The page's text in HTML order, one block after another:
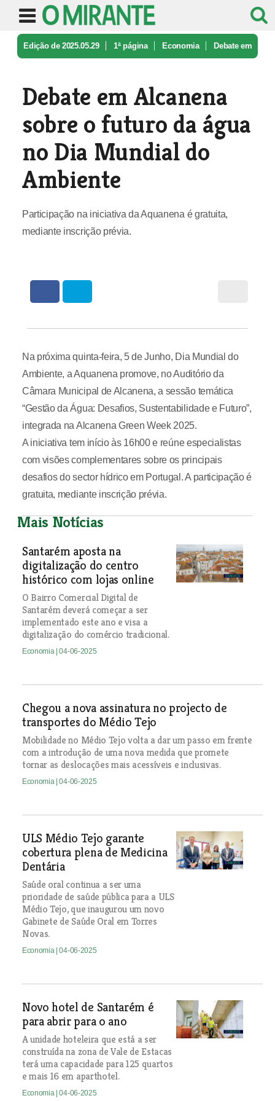
Edição de 2025.05.29 1ª página Economia Debate em
Debate em Alcanena
sobre o futuro da água
no Dia Mundial do
Ambiente
Participação na iniciativa da Aquanena é gratuita,
mediante inscrição prévia.
Na próxima quinta-feira, 5 de Junho, Dia Mundial do
Ambiente, a Aquanena promove, no Auditório da
Câmara Municipal de Alcanena, a sessão temática
“Gestão da Água: Desafios, Sustentabilidade e Futuro”,
integrada na Alcanena Green Week 2025.
A iniciativa tem início às 16h00 e reúne especialistas
com visões complementares sobre os principais
desafios do sector hídrico em Portugal. A participação é
gratuita, mediante inscrição prévia.
Mais Notícias
Santarém aposta na
digitalização do centro
histórico com lojas online
O Bairro Comercial Digital de
Santarém deverá começar a ser
implementado este ano e visa a
digitalização do comércio tradicional.
Economia | 04-06-2025
Chegou a nova assinatura no projecto de
transportes do Médio Tejo
Mobilidade no Médio Tejo volta a dar um passo em frente
com a introdução de uma nova medida que promete
tornar as deslocações mais acessíveis e inclusivas.
Economia | 04-06-2025
ULS Médio Tejo garante
cobertura plena de Medicina
Dentária
Saúde oral continua a ser uma
prioridade de saúde pública para a ULS
Médio Tejo, que inaugurou um novo
Gabinete de Saúde Oral em Torres
Novas.
Economia | 04-06-2025
Novo hotel de Santarém é
para abrir para o ano
A unidade hoteleira que está a ser
construída na zona de Vale de Estacas
terá uma capacidade para 125 quartos
e mais 16 em aparthotel.
Economia | 04-06-2025